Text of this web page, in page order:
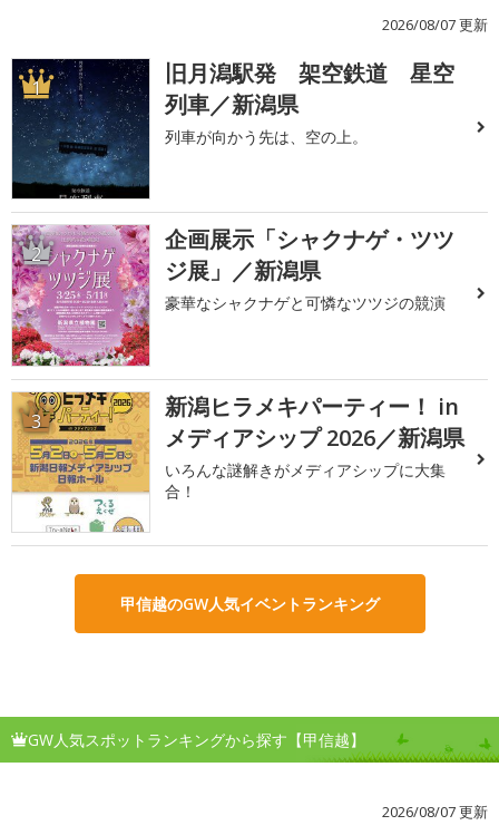
2026/08/07 更新
1
旧月潟駅発 架空鉄道 星空
列車／新潟県
列車が向かう先は、空の上。
2
企画展示「シャクナゲ・ツツ
ジ展」／新潟県
豪華なシャクナゲと可憐なツツジの競演
3
新潟ヒラメキパーティー！ in
メディアシップ 2026／新潟県
いろんな謎解きがメディアシップに大集
合！
甲信越のGW人気イベントランキング
GW人気スポットランキングから探す【甲信越】
2026/08/07 更新